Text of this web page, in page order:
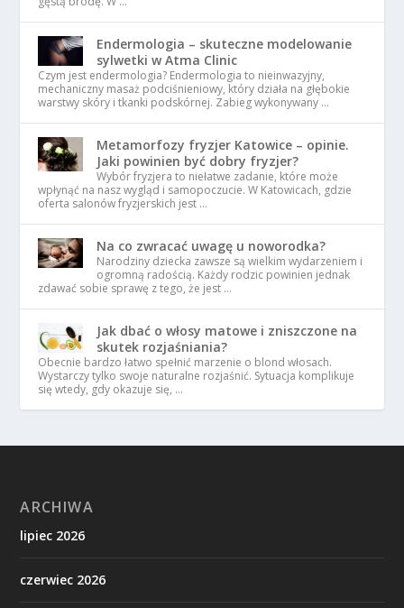
Endermologia – skuteczne modelowanie
sylwetki w Atma Clinic
Czym jest endermologia? Endermologia to nieinwazyjny,
mechaniczny masaż podciśnieniowy, który działa na głębokie
warstwy skóry i tkanki podskórnej. Zabieg wykonywany …
Metamorfozy fryzjer Katowice – opinie.
Jaki powinien być dobry fryzjer?
Wybór fryzjera to niełatwe zadanie, które może
wpłynąć na nasz wygląd i samopoczucie. W Katowicach, gdzie
oferta salonów fryzjerskich jest …
Na co zwracać uwagę u noworodka?
Narodziny dziecka zawsze są wielkim wydarzeniem i
ogromną radością. Każdy rodzic powinien jednak
zdawać sobie sprawę z tego, że jest …
Jak dbać o włosy matowe i zniszczone na
skutek rozjaśniania?
Obecnie bardzo łatwo spełnić marzenie o blond włosach.
Wystarczy tylko swoje naturalne rozjaśnić. Sytuacja komplikuje
się wtedy, gdy okazuje się, …
ARCHIWA
lipiec 2026
czerwiec 2026